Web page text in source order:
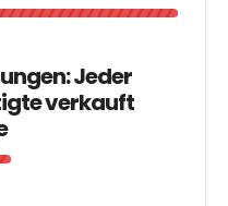
Jeder
verkauft